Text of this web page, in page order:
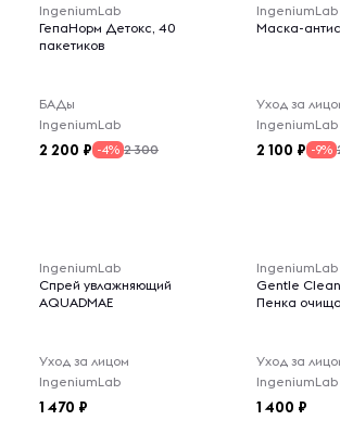
IngeniumLab
ГепаНорм Детокс, 40
пакетиков
БАДы
IngeniumLab
2 200 -4% 2 300
IngeniumLab
Маска-
Уход за
IngeniumLab
2 100 -9%
IngeniumLab
Спрей увлажняющий
AQUADMAE
Уход за лицом
IngeniumLab
1 470
IngeniumLab
Gentle
Пенка
Уход за
IngeniumLab
1 400